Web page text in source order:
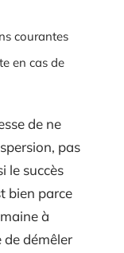
courantes
en cas de
de ne
pas
le succès
bien parce
à
de démêler